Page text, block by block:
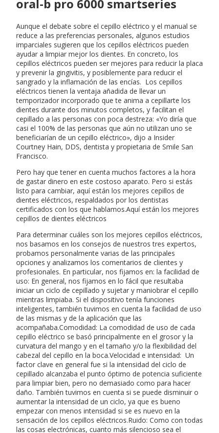
oral-b pro 6000 smartseries
Aunque el debate sobre el cepillo eléctrico y el manual se
reduce a las preferencias personales, algunos estudios
imparciales sugieren que los cepillos eléctricos pueden
ayudar a limpiar mejor los dientes. En concreto, los
cepillos eléctricos pueden ser mejores para reducir la placa
y prevenir la gingivitis, y posiblemente para reducir el
sangrado y la inflamación de las encías. Los cepillos
eléctricos tienen la ventaja añadida de llevar un
temporizador incorporado que te anima a cepillarte los
dientes durante dos minutos completos, y facilitan el
cepillado a las personas con poca destreza: «Yo diría que
casi el 100% de las personas que aún no utilizan uno se
beneficiarían de un cepillo eléctrico», dijo a Insider
Courtney Hain, DDS, dentista y propietaria de Smile San
Francisco.
Pero hay que tener en cuenta muchos factores a la hora
de gastar dinero en este costoso aparato. Pero si estás
listo para cambiar, aquí están los mejores cepillos de
dientes eléctricos, respaldados por los dentistas
certificados con los que hablamos.Aquí están los mejores
cepillos de dientes eléctricos
Para determinar cuáles son los mejores cepillos eléctricos,
nos basamos en los consejos de nuestros tres expertos,
probamos personalmente varias de las principales
opciones y analizamos los comentarios de clientes y
profesionales. En particular, nos fijamos en: la facilidad de
uso: En general, nos fijamos en lo fácil que resultaba
iniciar un ciclo de cepillado y sujetar y maniobrar el cepillo
mientras limpiaba. Si el dispositivo tenía funciones
inteligentes, también tuvimos en cuenta la facilidad de uso
de las mismas y de la aplicación que las
acompañaba.Comodidad: La comodidad de uso de cada
cepillo eléctrico se basó principalmente en el grosor y la
curvatura del mango y en el tamaño y/o la flexibilidad del
cabezal del cepillo en la boca.Velocidad e intensidad: Un
factor clave en general fue si la intensidad del ciclo de
cepillado alcanzaba el punto óptimo de potencia suficiente
para limpiar bien, pero no demasiado como para hacer
daño. También tuvimos en cuenta si se puede disminuir o
aumentar la intensidad de un ciclo, ya que es bueno
empezar con menos intensidad si se es nuevo en la
sensación de los cepillos eléctricos.Ruido: Como con todas
las cosas electrónicas, cuanto más silencioso sea el